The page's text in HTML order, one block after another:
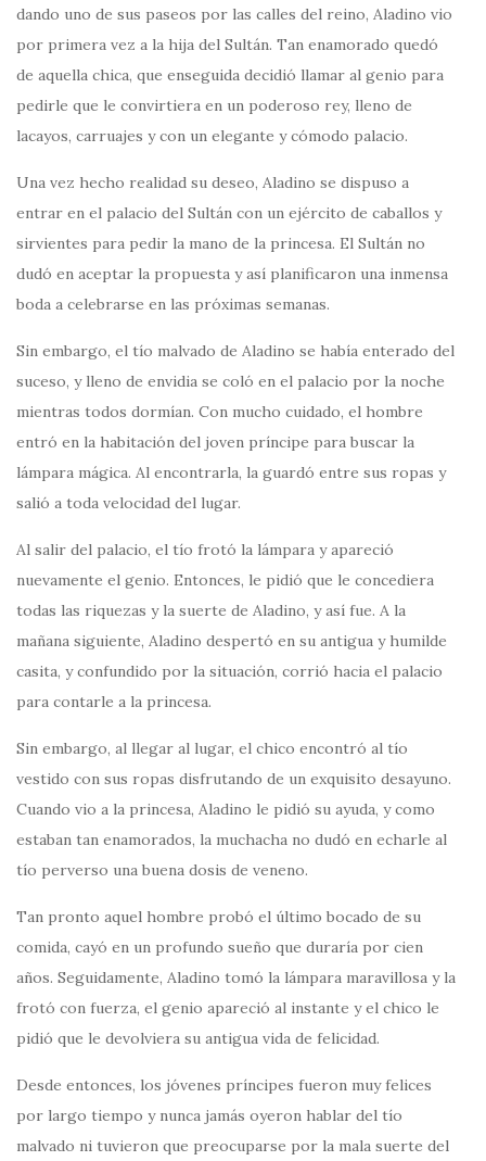
dando uno de sus paseos por las calles del reino, Aladino vio
por primera vez a la hija del Sultán. Tan enamorado quedó
de aquella chica, que enseguida decidió llamar al genio para
pedirle que le convirtiera en un poderoso rey, lleno de
lacayos, carruajes y con un elegante y cómodo palacio.
Una vez hecho realidad su deseo, Aladino se dispuso a
entrar en el palacio del Sultán con un ejército de caballos y
sirvientes para pedir la mano de la princesa. El Sultán no
dudó en aceptar la propuesta y así planificaron una inmensa
boda a celebrarse en las próximas semanas.
Sin embargo, el tío malvado de Aladino se había enterado del
suceso, y lleno de envidia se coló en el palacio por la noche
mientras todos dormían. Con mucho cuidado, el hombre
entró en la habitación del joven príncipe para buscar la
lámpara mágica. Al encontrarla, la guardó entre sus ropas y
salió a toda velocidad del lugar.
Al salir del palacio, el tío frotó la lámpara y apareció
nuevamente el genio. Entonces, le pidió que le concediera
todas las riquezas y la suerte de Aladino, y así fue. A la
mañana siguiente, Aladino despertó en su antigua y humilde
casita, y confundido por la situación, corrió hacia el palacio
para contarle a la princesa.
Sin embargo, al llegar al lugar, el chico encontró al tío
vestido con sus ropas disfrutando de un exquisito desayuno.
Cuando vio a la princesa, Aladino le pidió su ayuda, y como
estaban tan enamorados, la muchacha no dudó en echarle al
tío perverso una buena dosis de veneno.
Tan pronto aquel hombre probó el último bocado de su
comida, cayó en un profundo sueño que duraría por cien
años. Seguidamente, Aladino tomó la lámpara maravillosa y la
frotó con fuerza, el genio apareció al instante y el chico le
pidió que le devolviera su antigua vida de felicidad.
Desde entonces, los jóvenes príncipes fueron muy felices
por largo tiempo y nunca jamás oyeron hablar del tío
malvado ni tuvieron que preocuparse por la mala suerte del